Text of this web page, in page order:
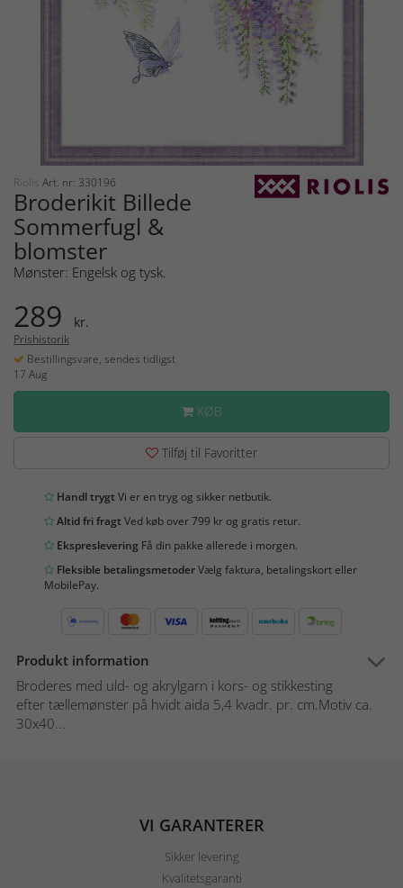
Riolis Art. nr: 330196
Broderikit Billede
Sommerfugl &
blomster
Mønster: Engelsk og tysk.
289 kr.
Prishistorik
Bestillingsvare, sendes tidligst
17 Aug
KØB
Tilføj til Favoritter
Handl trygtVi er en tryg og sikker netbutik.
Altid fri fragtVed køb over 799 kr og gratis retur.
Ekspreslevering Få din pakke allerede i morgen.
Fleksible betalingsmetoderVælg faktura, betalingskort eller
MobilePay.
Produkt information
Broderes med uld- og akrylgarn i kors- og stikkesting
efter tællemønster på hvidt aida 5,4 kvadr. pr. cm.Motiv ca.
30x40...
VI GARANTERER
Sikker levering
Kvalitetsgaranti